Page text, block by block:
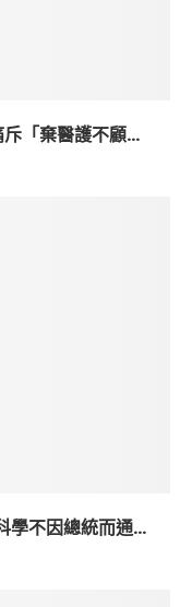
「棄醫護不顧...
不因總統而通...